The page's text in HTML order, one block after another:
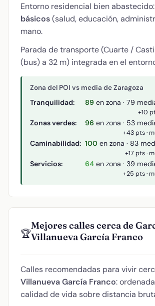
Entorno residencial bien abastecido:
básicos(salud, educación,
mano.
Parada de transporte (Cuarte /
(bus) a 32 m) integrada en el
Zona del POI vs media de Zaragoza
Tranquilidad: 89 en zona · 79
+10
Zonas verdes: 96 en zona · 53
+43 pts ·
Caminabilidad: 100 en zona · 83
+17 pts ·
Servicios: 64 en zona · 39
+25 pts ·
🏆
Mejores calles cerca de
Villanueva García Franco
Calles recomendadas para vivir
Villanueva García Franco:
calidad de vida sobre distancia